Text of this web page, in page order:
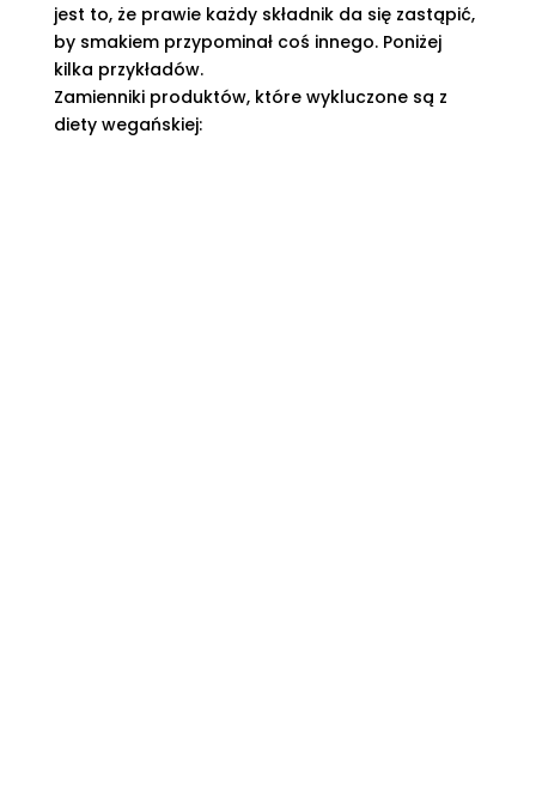
jest to, że prawie każdy składnik da się zastąpić,
by smakiem przypominał coś innego. Poniżej
kilka przykładów.
Zamienniki produktów, które wykluczone są z
diety wegańskiej: